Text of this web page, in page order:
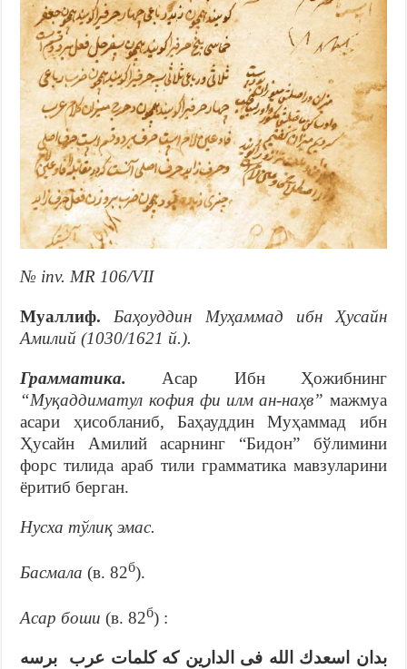
№ inv. MR 106/VII
Муаллиф. Баҳоуддин Муҳаммад ибн Ҳусайн
Амилий (1030/1621 й.).
Грамматика. Асар Ибн Ҳожибнинг
“Муқаддиматул кофия фи илм ан-наҳв” мажмуа
асари ҳисобланиб, Баҳауддин Муҳаммад ибн
Ҳусайн Амилий асарнинг “Бидон” бўлимини
форс тилида араб тили грамматика мавзуларини
ёритиб берган.
Нусха тўлиқ эмас.
Басмала(в. 82б).
Асар боши (в. 82б) :
بدان اسعدك الله فى الدارين كه كلمات عرب برسه